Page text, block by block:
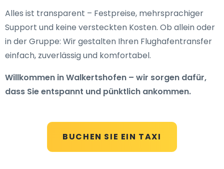
BUCHEN SIE EIN TAXI
Alles ist transparent – Festpreise, mehrsprachiger
Support und keine versteckten Kosten. Ob allein oder
in der Gruppe: Wir gestalten Ihren Flughafentransfer
einfach, zuverlässig und komfortabel.
Willkommen in Walkertshofen – wir sorgen dafür,
dass Sie entspannt und pünktlich ankommen.